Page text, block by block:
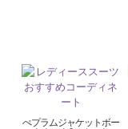
ぺプラムジャケットボー